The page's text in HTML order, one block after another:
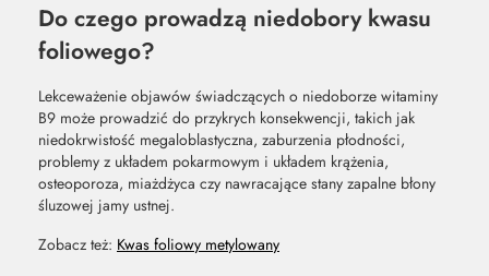
Do czego prowadzą niedobory kwasu
foliowego?
Lekceważenie objawów świadczących o niedoborze witaminy
B9 może prowadzić do przykrych konsekwencji, takich jak
niedokrwistość megaloblastyczna, zaburzenia płodności,
problemy z układem pokarmowym i układem krążenia,
osteoporoza, miażdżyca czy nawracające stany zapalne błony
śluzowej jamy ustnej.
Zobacz też: Kwas foliowy metylowany